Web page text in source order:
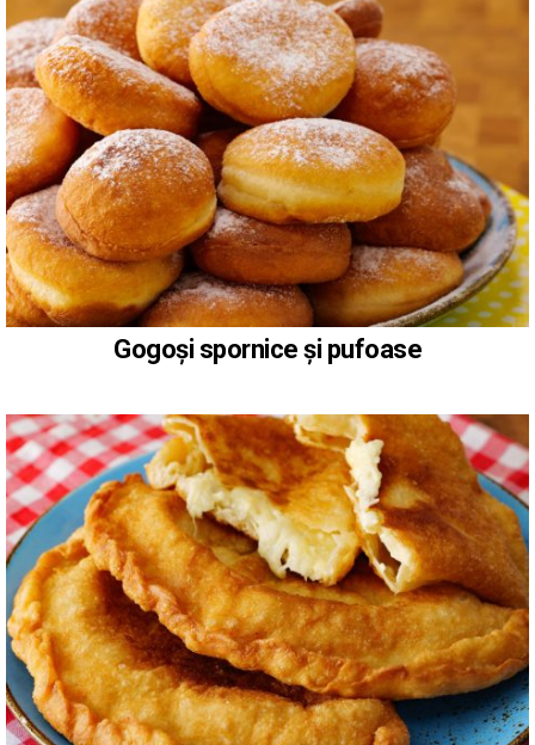
Gogoși spornice și pufoase